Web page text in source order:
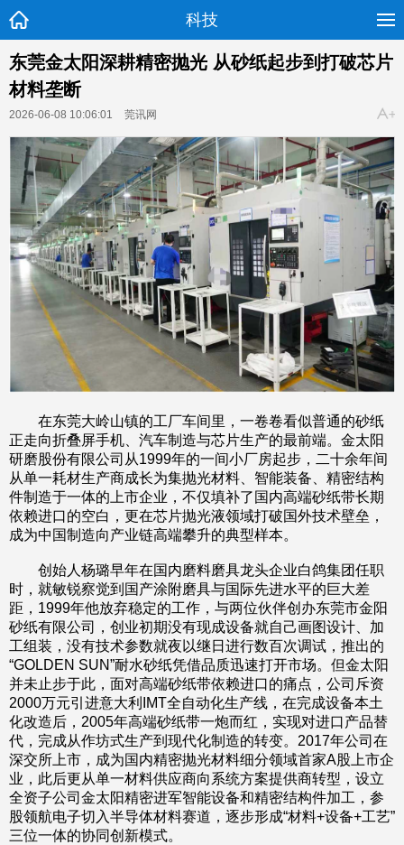
科技
东莞金太阳深耕精密抛光 从砂纸起步到打破芯片
材料垄断
2026-06-08 10:06:01 莞讯网
在东莞大岭山镇的工厂车间里，一卷卷看似普通的砂纸
正走向折叠屏手机、汽车制造与芯片生产的最前端。金太阳
研磨股份有限公司从1999年的一间小厂房起步，二十余年间
从单一耗材生产商成长为集抛光材料、智能装备、精密结构
件制造于一体的上市企业，不仅填补了国内高端砂纸带长期
依赖进口的空白，更在芯片抛光液领域打破国外技术壁垒，
成为中国制造向产业链高端攀升的典型样本。
创始人杨璐早年在国内磨料磨具龙头企业白鸽集团任职
时，就敏锐察觉到国产涂附磨具与国际先进水平的巨大差
距，1999年他放弃稳定的工作，与两位伙伴创办东莞市金阳
砂纸有限公司，创业初期没有现成设备就自己画图设计、加
工组装，没有技术参数就夜以继日进行数百次调试，推出的
“GOLDEN SUN”耐水砂纸凭借品质迅速打开市场。但金太阳
并未止步于此，面对高端砂纸带依赖进口的痛点，公司斥资
2000万元引进意大利IMT全自动化生产线，在完成设备本土
化改造后，2005年高端砂纸带一炮而红，实现对进口产品替
代，完成从作坊式生产到现代化制造的转变。2017年公司在
深交所上市，成为国内精密抛光材料细分领域首家A股上市企
业，此后更从单一材料供应商向系统方案提供商转型，设立
全资子公司金太阳精密进军智能设备和精密结构件加工，参
股领航电子切入半导体材料赛道，逐步形成“材料+设备+工艺”
三位一体的协同创新模式。